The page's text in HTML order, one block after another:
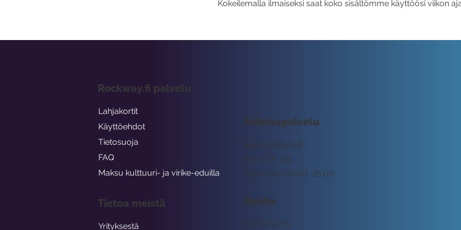
Kokeilemalla ilmaiseksi saat koko sisältömme käyttöösi viikon
Asiakaspalvelu
tuki@rockway.fi
Arkisin klo 09:00 -15:00
045 7731 1111
Osoite
Rockway Oy
Rockway.fi palvelu
Lahjakortit
Käyttöehdot
Tietosuoja
FAQ
Maksu kulttuuri- ja virike-eduilla
Tietoa meistä
Yrityksestä